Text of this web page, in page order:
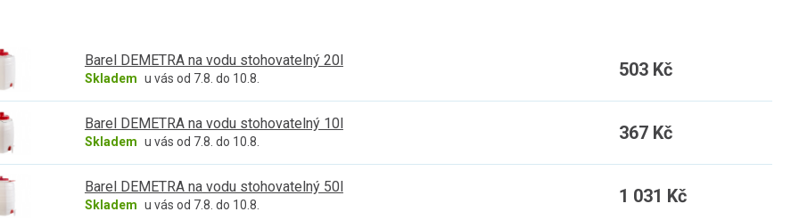
Barel DEMETRA na vodu stohovatelný 20l
Skladem u vás od 7.8. do 10.8. 503 Kč
Barel DEMETRA na vodu stohovatelný 10l
Skladem u vás od 7.8. do 10.8. 367 Kč
Barel DEMETRA na vodu stohovatelný 50l
Skladem u vás od 7.8. do 10.8. 1 031 Kč